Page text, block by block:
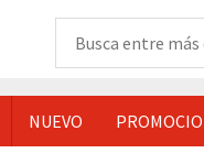
NUEVO